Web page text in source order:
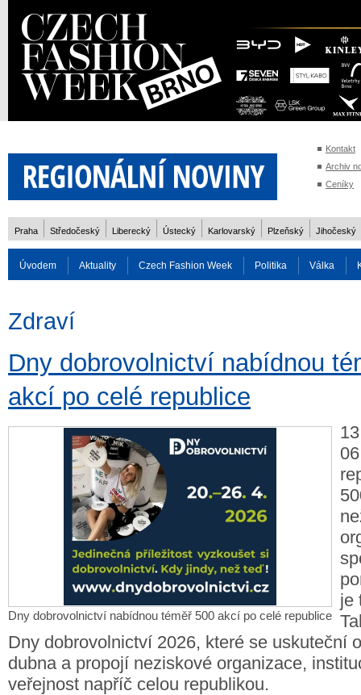
Kontakt
Archiv
Ceníky
Praha Středočeský Liberecký Ústecký Karlovarský Plzeňský Jihočeský
Úvodem Aktuality Czech Fashion Week Politika Válka
Zdraví
Dny dobrovolnictví nabídnou
akcí po celé republice
Dny dobrovolnictví nabídnou téměř 500 akcí po celé republice
je
Dny dobrovolnictví 2026, které se uskuteční
dubna a propojí neziskové organizace,
veřejnost napříč celou republikou.